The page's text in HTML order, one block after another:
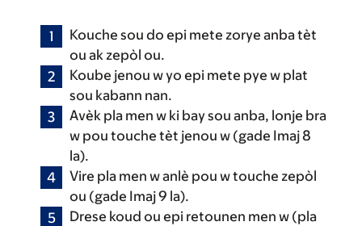
Kouche sou do epi mete zorye anba tèt
ou ak zepòl ou.
Koube jenou w yo epi mete pye w plat
sou kabann nan.
Avèk pla men w ki bay sou anba, lonje bra
w pou touche tèt jenou w (gade Imaj 8
la).
Vire pla men w anlè pou w touche zepòl
ou (gade Imaj 9 la).
Drese koud ou epi retounen men w (pla